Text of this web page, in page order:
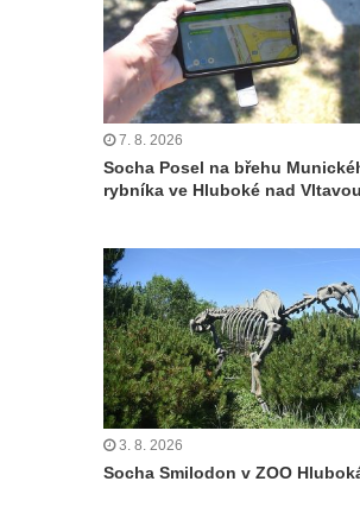
Sadech v Českých
Socha Mateřství v parku Na
Českých Budějovicích
Památník Otokara Mokrého v
Sadech v Českých
Poslední dochovaný
Socha Civilizovaní na Husově
Českých Budějovicích
Socha svatého Jana
Sadech u Mlýnské stoky v
Budějovicích
Sochy brouků u Mlýnské stoky
Budějovicích
Socha svatého Vincence
7. 8. 2026
Socha Posel na břehu
rybníka ve Hluboké nad Vltavou
3. 8. 2026
Socha Smilodon v ZOO